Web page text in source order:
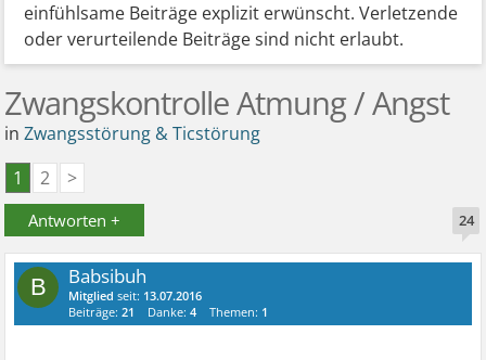
einfühlsame Beiträge explizit erwünscht. Verletzende
oder verurteilende Beiträge sind nicht erlaubt.
Zwangskontrolle Atmung / Angst
inZwangsstörung & Ticstörung
1
2 >
Antworten + 24
B Babsibuh
Mitglied seit: 13.07.2016
Beiträge:21 Danke:4 Themen: 1